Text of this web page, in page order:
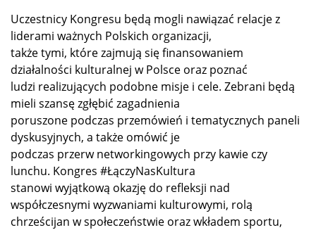
Uczestnicy Kongresu będą mogli nawiązać relacje z
liderami ważnych Polskich organizacji,
także tymi, które zajmują się finansowaniem
działalności kulturalnej w Polsce oraz poznać
ludzi realizujących podobne misje i cele. Zebrani będą
mieli szansę zgłębić zagadnienia
poruszone podczas przemówień i tematycznych paneli
dyskusyjnych, a także omówić je
podczas przerw networkingowych przy kawie czy
lunchu. Kongres #ŁączyNasKultura
stanowi wyjątkową okazję do refleksji nad
współczesnymi wyzwaniami kulturowymi, rolą
chrześcijan w społeczeństwie oraz wkładem sportu,